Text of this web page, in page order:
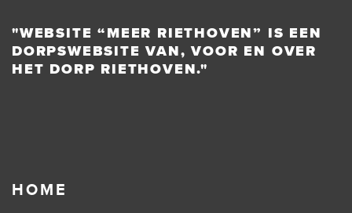
"WEBSITE “MEER RIETHOVEN” IS EEN
DORPSWEBSITE VAN, VOOR EN OVER
HET DORP RIETHOVEN."
HOME